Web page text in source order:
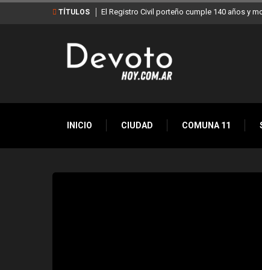
TÍTULOS El Registro Civil porteño cumple 140 años y
INICIO CIUDAD COMUNA 11